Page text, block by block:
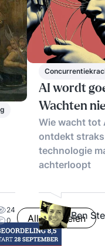
24
0
AI wordt
Wachten
Wie wacht tot
ontdekt
technologie
achterloopt
Ben
Alle artikelen